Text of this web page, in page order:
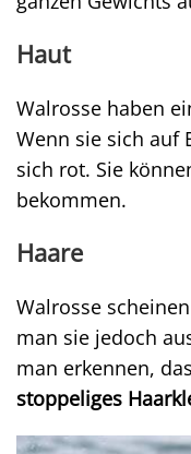
Haut
Walrosse haben
Wenn sie sich auf
sich rot. Sie
bekommen.
Haare
Walrosse
man sie jedoch
man erkennen,
stoppeliges